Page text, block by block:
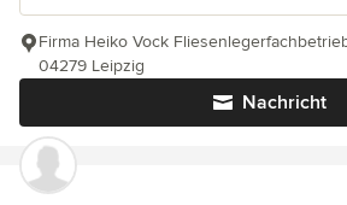
Nachricht
Firma Heiko Vock
04279 Leipzig